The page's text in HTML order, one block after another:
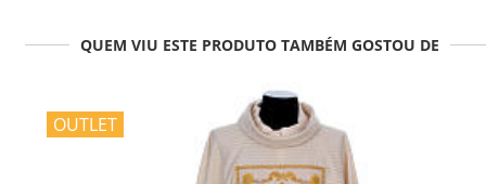
QUEM VIU ESTE PRODUTO TAMBÉM GOSTOU DE
OUTLET